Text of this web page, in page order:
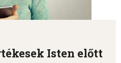
Isten előtt